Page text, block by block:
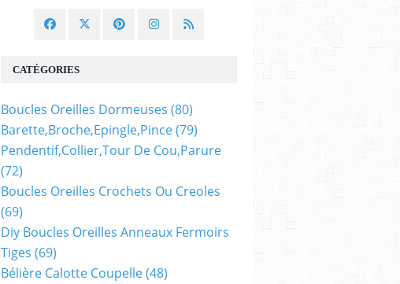
CATÉGORIES
Boucles Oreilles Dormeuses (80)
Barette,broche,epingle,pince(79)
Pendentif,collier,tour De Cou,parure
(72)
Boucles Oreilles Crochets Ou Creoles
(69)
Diy Boucles Oreilles Anneaux Fermoirs
Tiges (69)
Bélière Calotte Coupelle(48)